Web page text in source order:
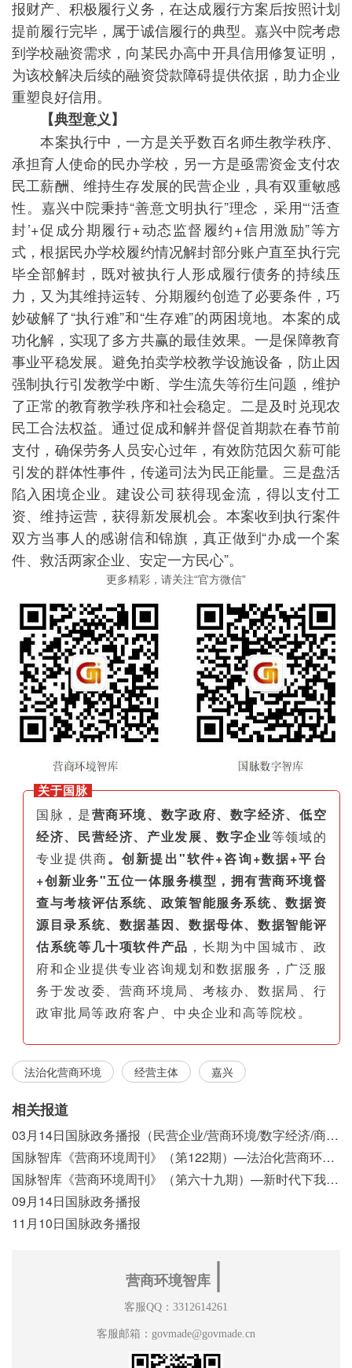
报财产、积极履行义务，在达成履行方案后按照计划
提前履行完毕，属于诚信履行的典型。嘉兴中院考虑
到学校融资需求，向某民办高中开具信用修复证明，
为该校解决后续的融资贷款障碍提供依据，助力企业
重塑良好信用。
【典型意义】
本案执行中，一方是关乎数百名师生教学秩序、
承担育人使命的民办学校，另一方是亟需资金支付农
民工薪酬、维持生存发展的民营企业，具有双重敏感
性。嘉兴中院秉持“善意文明执行”理念，采用“‘活查
封’+促成分期履行+动态监督履约+信用激励”等方
式，根据民办学校履约情况解封部分账户直至执行完
毕全部解封，既对被执行人形成履行债务的持续压
力，又为其维持运转、分期履约创造了必要条件，巧
妙破解了“执行难”和“生存难”的两困境地。本案的成
功化解，实现了多方共赢的最佳效果。一是保障教育
事业平稳发展。避免拍卖学校教学设施设备，防止因
强制执行引发教学中断、学生流失等衍生问题，维护
了正常的教育教学秩序和社会稳定。二是及时兑现农
民工合法权益。通过促成和解并督促首期款在春节前
支付，确保劳务人员安心过年，有效防范因欠薪可能
引发的群体性事件，传递司法为民正能量。三是盘活
陷入困境企业。建设公司获得现金流，得以支付工
资、维持运营，获得新发展机会。本案收到执行案件
双方当事人的感谢信和锦旗，真正做到“办成一个案
件、救活两家企业、安定一方民心”。
更多精彩，请关注“官方微信”
关于国脉
国脉，是营商环境、数字政府、数字经济、低空
经济、民营经济、产业发展、数字企业等领域的
专业提供商。创新提出"软件+咨询+数据+平台
+创新业务"五位一体服务模型，拥有营商环境督
查与考核评估系统、政策智能服务系统、数据资
源目录系统、数据基因、数据母体、数据智能评
估系统等几十项软件产品 ，长期为中国城市、政
府和企业提供专业咨询规划和数据服务，广泛服
务于发改委、营商环境局、考核办、数据局、行
政审批局等政府客户、中央企业和高等院校。
法治化营商环境 经营主体 嘉兴
相关报道
03月14日国脉政务播报（民营企业/营商环境/数字经济/商事制度改革）
国脉智库《营商环境周刊》（第122期）—法治化营商环境视域下我国行政执法公示制度浅析
国脉智库《营商环境周刊》（第六十九期）—新时代下我国营商环境标准体系构建初探
09月14日国脉政务播报
11月10日国脉政务播报
营商环境智库
客服QQ：3312614261
客服邮箱：govmade@govmade.cn